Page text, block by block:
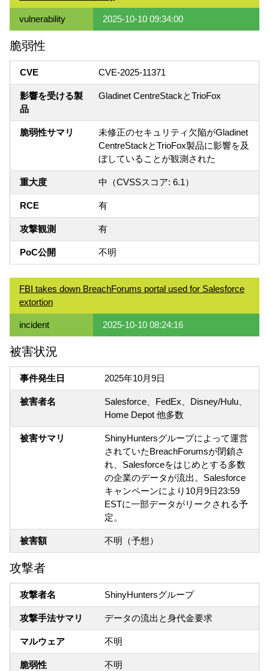
vulnerability 2025-10-10 09:34:00
脆弱性
CVE CVE-2025-11371
影響を受ける製
品
Gladinet CentreStackとTrioFox
脆弱性サマリ
未修正のセキュリティ欠陥がGladinet
CentreStackとTrioFox製品に影響を及
ぼしていることが観測された
重大度 中（CVSSスコア: 6.1）
RCE 有
攻撃観測 有
PoC公開 不明
FBI takes down BreachForums portal used for Salesforce
extortion
incident 2025-10-10 08:24:16
被害状況
事件発生日 2025年10月9日
被害者名
Salesforce、FedEx、Disney/Hulu、
Home Depot 他多数
被害サマリ
ShinyHuntersグループによって運営
されていたBreachForumsが閉鎖さ
れ、Salesforceをはじめとする多数
の企業のデータが流出。Salesforce
キャンペーンにより10月9日23:59
ESTに一部データがリークされる予
定。
被害額 不明（予想）
攻撃者
攻撃者名 ShinyHuntersグループ
攻撃手法サマリ データの流出と身代金要求
マルウェア 不明
脆弱性 不明